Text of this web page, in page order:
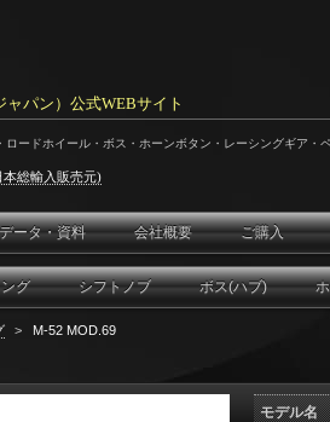
ャパン）公式WEBサイト
ードホイール・ボス・ホーンボタン・レーシングギア・
総輸入販売元)
ータ・資料 会社概要 ご購入
グ シフトノブ ボス(ハブ)
> M-52 MOD.69
モデル名